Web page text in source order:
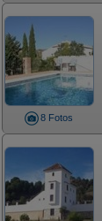
8 Fotos